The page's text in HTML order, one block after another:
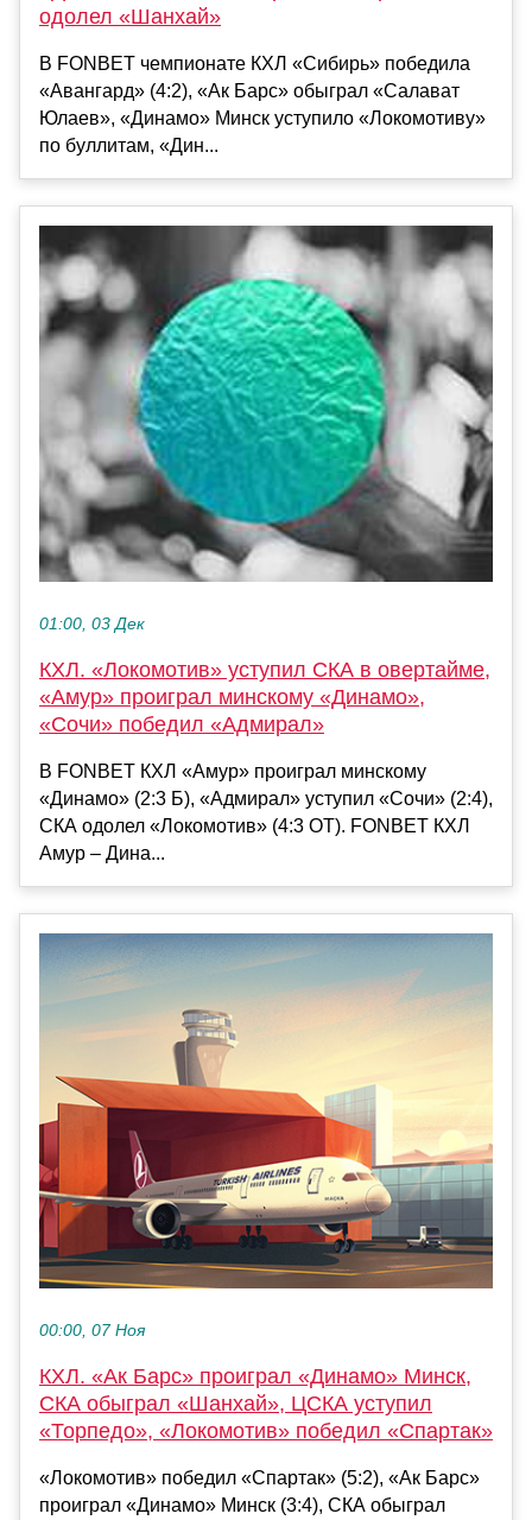
одолел «Шанхай»
В FONBET чемпионате КХЛ «Сибирь» победила
«Авангард» (4:2), «Ак Барс» обыграл «Салават
Юлаев», «Динамо» Минск уступило «Локомотиву»
по буллитам, «Дин...
01:00, 03 Дек
КХЛ. «Локомотив» уступил СКА в овертайме,
«Амур» проиграл минскому «Динамо»,
«Сочи» победил «Адмирал»
В FONBET КХЛ «Амур» проиграл минскому
«Динамо» (2:3 Б), «Адмирал» уступил «Сочи» (2:4),
СКА одолел «Локомотив» (4:3 ОТ). FONBET КХЛ
Амур – Дина...
00:00, 07 Ноя
КХЛ. «Ак Барс» проиграл «Динамо» Минск,
СКА обыграл «Шанхай», ЦСКА уступил
«Торпедо», «Локомотив» победил «Спартак»
«Локомотив» победил «Спартак» (5:2), «Ак Барс»
проиграл «Динамо» Минск (3:4), СКА обыграл